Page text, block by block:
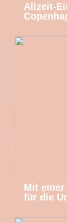
Allzeit-
Mit einer
für die